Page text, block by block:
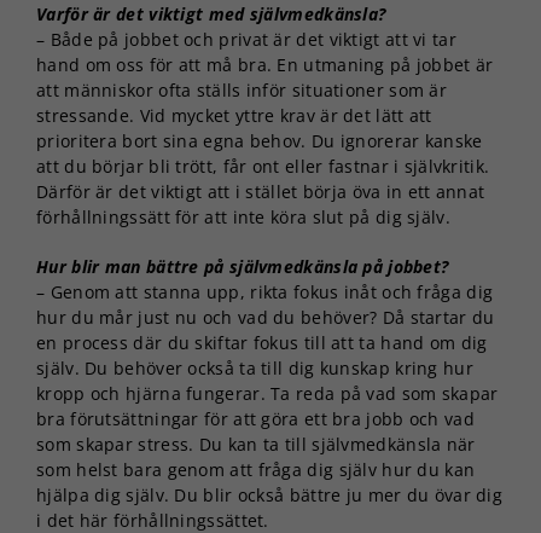
Varför är det viktigt med självmedkänsla?
– Både på jobbet och privat är det viktigt att vi tar
hand om oss för att må bra. En utmaning på jobbet är
att människor ofta ställs inför situationer som är
stressande. Vid mycket yttre krav är det lätt att
prioritera bort sina egna behov. Du ignorerar kanske
att du börjar bli trött, får ont eller fastnar i självkritik.
Därför är det viktigt att i stället börja öva in ett annat
förhållningssätt för att inte köra slut på dig själv.
Hur blir man bättre på självmedkänsla på jobbet?
– Genom att stanna upp, rikta fokus inåt och fråga dig
hur du mår just nu och vad du behöver? Då startar du
en process där du skiftar fokus till att ta hand om dig
själv. Du behöver också ta till dig kunskap kring hur
kropp och hjärna fungerar. Ta reda på vad som skapar
bra förutsättningar för att göra ett bra jobb och vad
som skapar stress. Du kan ta till självmedkänsla när
som helst bara genom att fråga dig själv hur du kan
hjälpa dig själv. Du blir också bättre ju mer du övar dig
i det här förhållningssättet.